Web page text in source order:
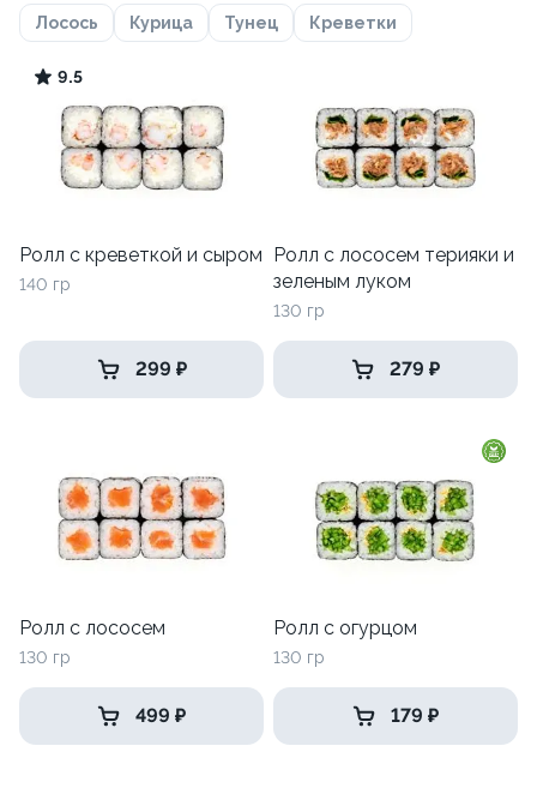
Лосось Курица Тунец Креветки
9.5
Ролл с креветкой и сыром
140 гр
299 ₽
Ролл с лососем терияки и
зеленым луком
130 гр
279 ₽
Ролл с лососем
130 гр
499 ₽
Ролл с огурцом
130 гр
179 ₽